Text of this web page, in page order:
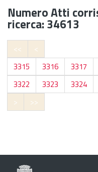
Numero Atti
ricerca: 34613
<<
<
3315
3316 3317
3322
3323 3324
>
>>